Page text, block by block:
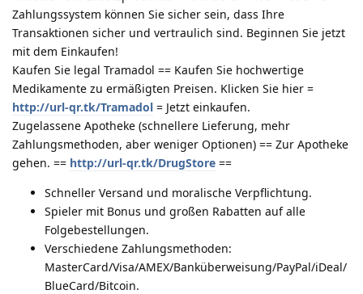
Zahlungssystem können Sie sicher sein, dass Ihre
Transaktionen sicher und vertraulich sind. Beginnen Sie jetzt
mit dem Einkaufen!
Kaufen Sie legal Tramadol == Kaufen Sie hochwertige
Medikamente zu ermäßigten Preisen. Klicken Sie hier =
http://url-qr.tk/Tramadol = Jetzt einkaufen.
Zugelassene Apotheke (schnellere Lieferung, mehr
Zahlungsmethoden, aber weniger Optionen) == Zur Apotheke
gehen. == http://url-qr.tk/DrugStore ==
Schneller Versand und moralische Verpflichtung.
Spieler mit Bonus und großen Rabatten auf alle
Folgebestellungen.
Verschiedene Zahlungsmethoden:
MasterCard/Visa/AMEX/Banküberweisung/PayPal/iDeal/
BlueCard/Bitcoin.